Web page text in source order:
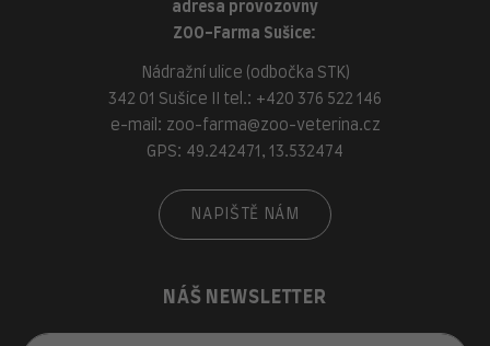
adresa provozovny
ZOO-Farma Sušice:
Nádražní ulice (odbočka STK)
342 01 Sušice II tel.: +420 376 522 146
e-mail: zoo-farma@zoo-veterina.cz
GPS: 49.242471, 13.532474
NAPIŠTĚ NÁM
NÁŠ NEWSLETTER